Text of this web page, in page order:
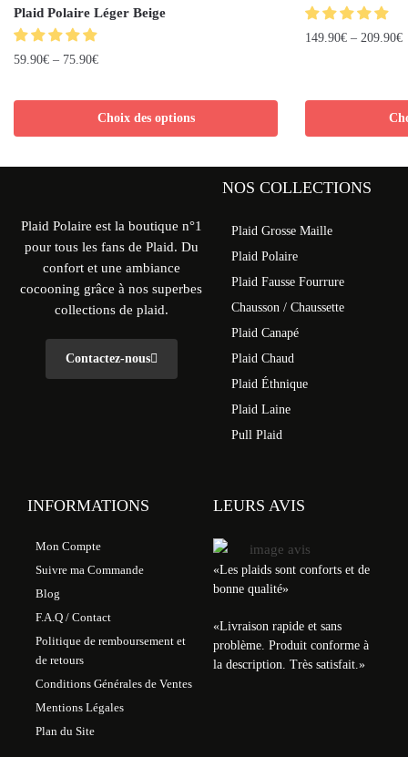
Plaid Polaire Léger Beige
59.90€ – 75.90€
Choix des options
149.90€ – 209.90€
Plaid Polaire est la boutique n°1
pour tous les fans de Plaid. Du
confort et une ambiance
cocooning grâce à nos superbes
collections de plaid.
Contactez-nous
NOS COLLECTIONS
Plaid Grosse Maille
Plaid Polaire
Plaid Fausse Fourrure
Chausson / Chaussette
Plaid Canapé
Plaid Chaud
Plaid Éthnique
Plaid Laine
Pull Plaid
INFORMATIONS
Mon Compte
Suivre ma Commande
Blog
F.A.Q / Contact
Politique de remboursement et
de retours
Conditions Générales de Ventes
Mentions Légales
Plan du Site
LEURS AVIS
«Les plaids sont conforts et de
bonne qualité»
«Livraison rapide et sans
problème. Produit conforme à
la description. Très satisfait. »